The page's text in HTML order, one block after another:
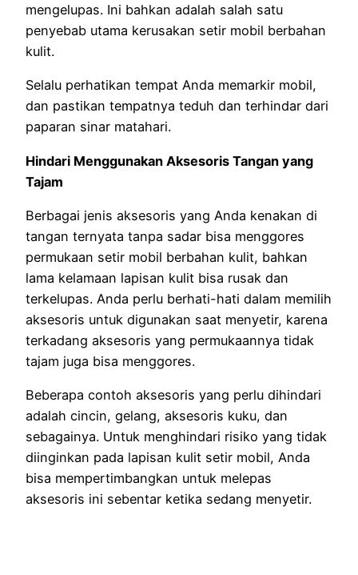
mengelupas. Ini bahkan adalah salah satu
penyebab utama kerusakan setir mobil berbahan
kulit.
Selalu perhatikan tempat Anda memarkir mobil,
dan pastikan tempatnya teduh dan terhindar dari
paparan sinar matahari.
Hindari Menggunakan Aksesoris Tangan yang
Tajam
Berbagai jenis aksesoris yang Anda kenakan di
tangan ternyata tanpa sadar bisa menggores
permukaan setir mobil berbahan kulit, bahkan
lama kelamaan lapisan kulit bisa rusak dan
terkelupas. Anda perlu berhati-hati dalam memilih
aksesoris untuk digunakan saat menyetir, karena
terkadang aksesoris yang permukaannya tidak
tajam juga bisa menggores.
Beberapa contoh aksesoris yang perlu dihindari
adalah cincin, gelang, aksesoris kuku, dan
sebagainya. Untuk menghindari risiko yang tidak
diinginkan pada lapisan kulit setir mobil, Anda
bisa mempertimbangkan untuk melepas
aksesoris ini sebentar ketika sedang menyetir.